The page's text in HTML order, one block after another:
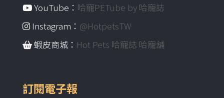
YouTube： 哈寵PETube by 哈寵誌
Instagram： @HotpetsTW
蝦皮商城： Hot Pets 哈寵誌 哈寵舖
訂閱電子報